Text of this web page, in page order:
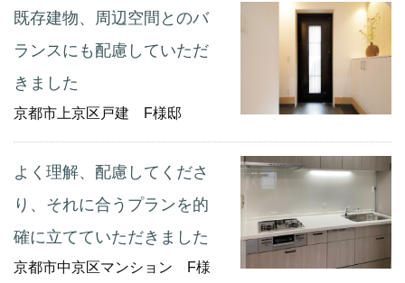
既存建物、周辺空間とのバ
ランスにも配慮していただ
きました
京都市上京区戸建 F様邸
よく理解、配慮してくださ
り、それに合うプランを的
確に立てていただきました
京都市中京区マンション F様